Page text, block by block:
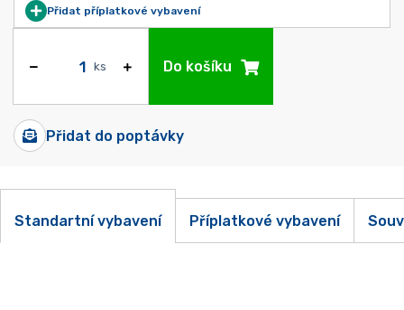
Přidat příplatkové vybavení
ks Do košíku
Přidat do poptávky
Standartní vybavení Příplatkové vybavení